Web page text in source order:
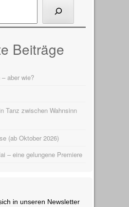
Beiträge
aber wie?
Tanz zwischen Wahnsinn
(ab Oktober 2026)
– eine gelungene Premiere
in unseren Newsletter